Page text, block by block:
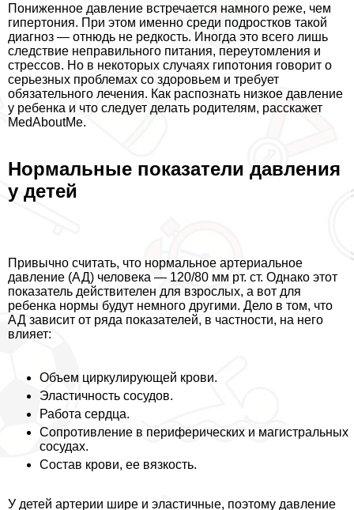
Пониженное давление встречается намного реже, чем
гипертония. При этом именно среди подростков такой
диагноз — отнюдь не редкость. Иногда это всего лишь
следствие неправильного питания, переутомления и
стрессов. Но в некоторых случаях гипотония говорит о
серьезных проблемах со здоровьем и требует
обязательного лечения. Как распознать низкое давление
у ребенка и что следует делать родителям, расскажет
MedAboutMe.
Нормальные показатели давления
у детей
Привычно считать, что нормальное артериальное
давление (АД) человека — 120/80 мм рт. ст. Однако этот
показатель действителен для взрослых, а вот для
ребенка нормы будут немного другими. Дело в том, что
АД зависит от ряда показателей, в частности, на него
влияет:
Объем циркулирующей крови.
Эластичность сосудов.
Работа сердца.
Сопротивление в периферических и магистральных
сосудах.
Состав крови, ее вязкость.
У детей артерии шире и эластичные, поэтому давление